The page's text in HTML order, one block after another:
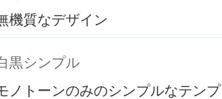
機質なデザイン
黒シンプル
ノトーンのみのシンプルなテンプ